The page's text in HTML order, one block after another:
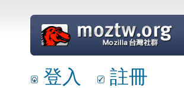
=
登入 註冊